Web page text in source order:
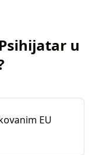
Psihijatar u
EU